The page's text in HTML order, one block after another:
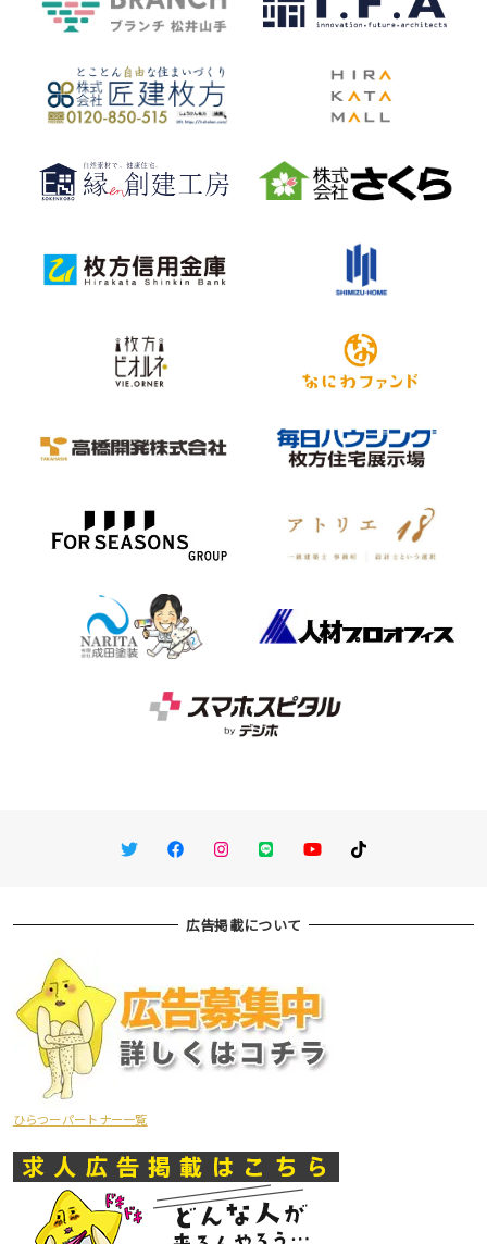
TwitterFacebookInstagram
LINE You TubeTikTok
広告掲載について
ひらつーパートナー一覧